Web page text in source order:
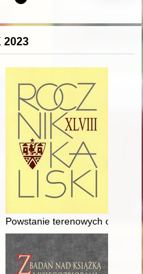
2023
Powstanie terenowych